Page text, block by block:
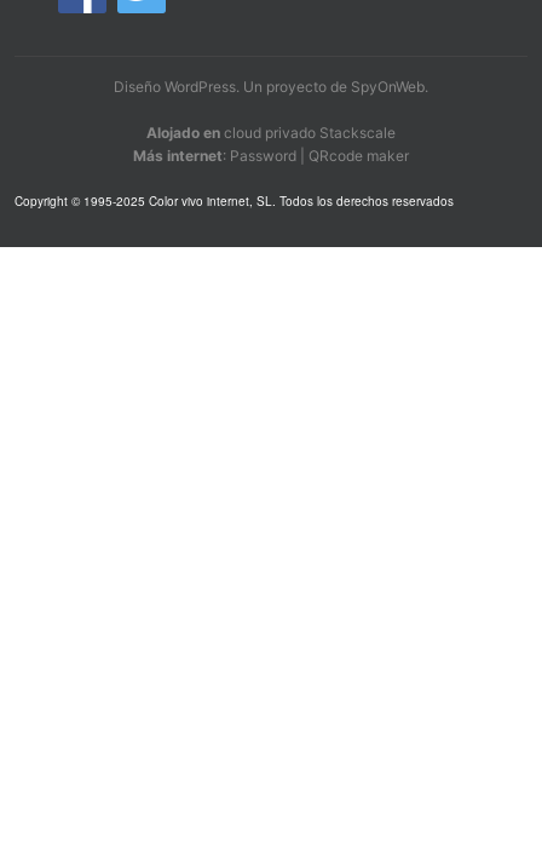
Diseño WordPress. Un proyecto de SpyOnWeb.
Alojado en cloud privado Stackscale
Más internet: Password QRcode maker
Copyright © 1995-2025 Color vivo internet, SL. Todos los derechos reservados